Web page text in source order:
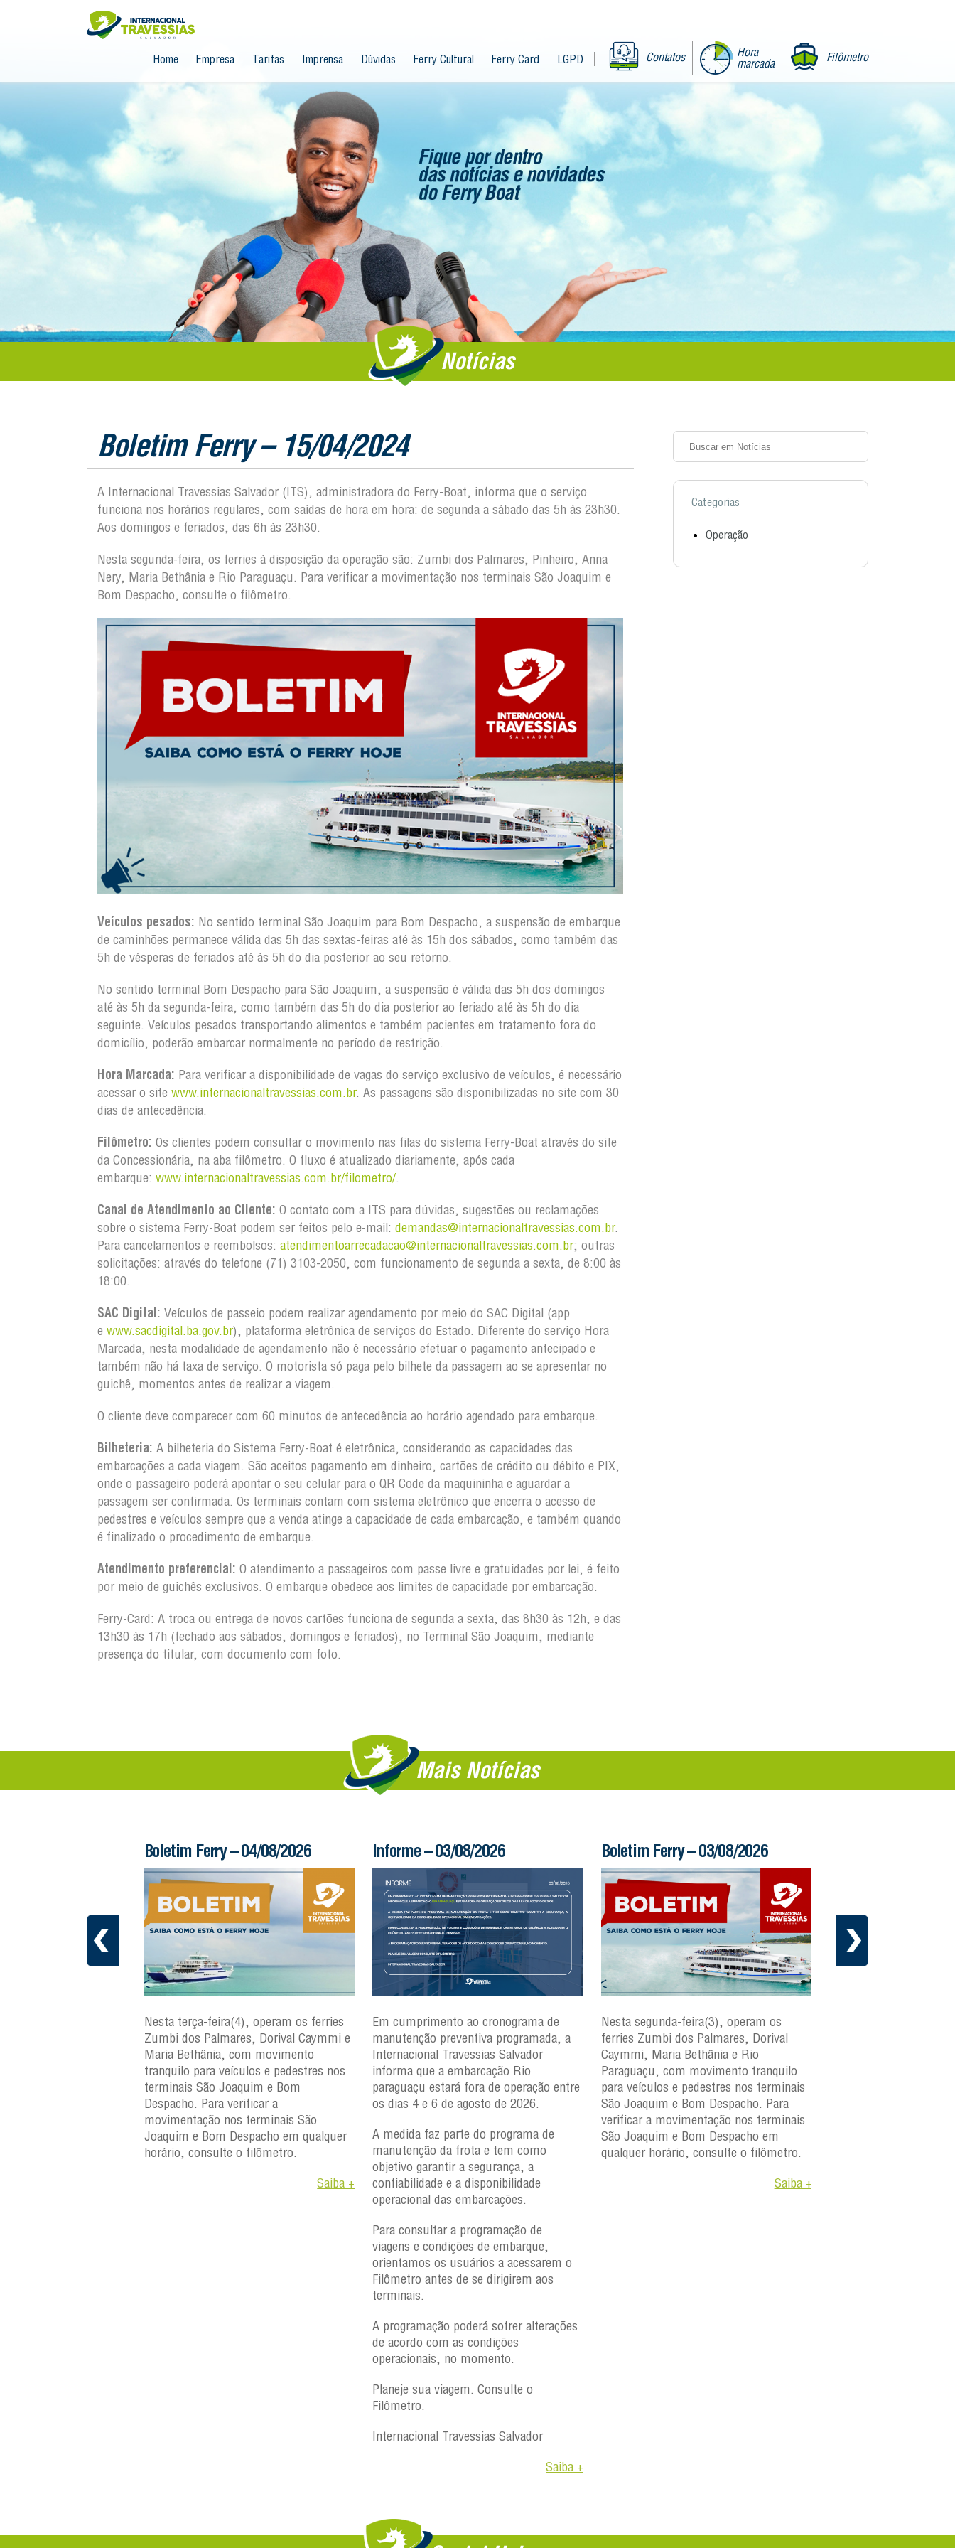
Contatos
Hora
marcada
Filômetro
Home Empresa Tarifas Imprensa Dúvidas Ferry Cultural Ferry Card LGPD
Notícias
Boletim Ferry – 15/04/2024
A Internacional Travessias Salvador (ITS), administradora do Ferry-Boat, informa que o serviço
funciona nos horários regulares, com saídas de hora em hora: de segunda a sábado das 5h às 23h30.
Aos domingos e feriados, das 6h às 23h30.
Nesta segunda-feira, os ferries à disposição da operação são: Zumbi dos Palmares, Pinheiro, Anna
Nery, Maria Bethânia e Rio Paraguaçu. Para verificar a movimentação nos terminais São Joaquim e
Bom Despacho, consulte o filômetro.
Veículos pesados: No sentido terminal São Joaquim para Bom Despacho, a suspensão de embarque
de caminhões permanece válida das 5h das sextas-feiras até às 15h dos sábados, como também das
5h de vésperas de feriados até às 5h do dia posterior ao seu retorno.
No sentido terminal Bom Despacho para São Joaquim, a suspensão é válida das 5h dos domingos
até às 5h da segunda-feira, como também das 5h do dia posterior ao feriado até às 5h do dia
seguinte. Veículos pesados transportando alimentos e também pacientes em tratamento fora do
domicílio, poderão embarcar normalmente no período de restrição.
Hora Marcada: Para verificar a disponibilidade de vagas do serviço exclusivo de veículos, é necessário
acessar o site www.internacionaltravessias.com.br. As passagens são disponibilizadas no site com 30
dias de antecedência.
Filômetro: Os clientes podem consultar o movimento nas filas do sistema Ferry-Boat através do site
da Concessionária, na aba filômetro. O fluxo é atualizado diariamente, após cada
embarque: www.internacionaltravessias.com.br/filometro/.
Canal de Atendimento ao Cliente: O contato com a ITS para dúvidas, sugestões ou reclamações
sobre o sistema Ferry-Boat podem ser feitos pelo e-mail: demandas@internacionaltravessias.com.br.
Para cancelamentos e reembolsos: atendimentoarrecadacao@internacionaltravessias.com.br; outras
solicitações: através do telefone (71) 3103-2050, com funcionamento de segunda a sexta, de 8:00 às
18:00.
SAC Digital: Veículos de passeio podem realizar agendamento por meio do SAC Digital (app
e www.sacdigital.ba.gov.br), plataforma eletrônica de serviços do Estado. Diferente do serviço Hora
Marcada, nesta modalidade de agendamento não é necessário efetuar o pagamento antecipado e
também não há taxa de serviço. O motorista só paga pelo bilhete da passagem ao se apresentar no
guichê, momentos antes de realizar a viagem.
O cliente deve comparecer com 60 minutos de antecedência ao horário agendado para embarque.
Bilheteria: A bilheteria do Sistema Ferry-Boat é eletrônica, considerando as capacidades das
embarcações a cada viagem. São aceitos pagamento em dinheiro, cartões de crédito ou débito e PIX,
onde o passageiro poderá apontar o seu celular para o QR Code da maquininha e aguardar a
passagem ser confirmada. Os terminais contam com sistema eletrônico que encerra o acesso de
pedestres e veículos sempre que a venda atinge a capacidade de cada embarcação, e também quando
é finalizado o procedimento de embarque.
Atendimento preferencial: O atendimento a passageiros com passe livre e gratuidades por lei, é feito
por meio de guichês exclusivos. O embarque obedece aos limites de capacidade por embarcação.
Ferry-Card: A troca ou entrega de novos cartões funciona de segunda a sexta, das 8h30 às 12h, e das
13h30 às 17h (fechado aos sábados, domingos e feriados), no Terminal São Joaquim, mediante
presença do titular, com documento com foto.
Categorias
Operação
Mais Notícias
Boletim Ferry – 04/08/2026
Nesta terça-feira(4), operam os ferries
Zumbi dos Palmares, Dorival Caymmi e
Maria Bethânia, com movimento
tranquilo para veículos e pedestres nos
terminais São Joaquim e Bom
Despacho. Para verificar a
movimentação nos terminais São
Joaquim e Bom Despacho em qualquer
horário, consulte o filômetro.
Saiba +
Informe – 03/08/2026
Em cumprimento ao cronograma de
manutenção preventiva programada, a
Internacional Travessias Salvador
informa que a embarcação Rio
paraguaçu estará fora de operação entre
os dias 4 e 6 de agosto de 2026.
A medida faz parte do programa de
manutenção da frota e tem como
objetivo garantir a segurança, a
confiabilidade e a disponibilidade
operacional das embarcações.
Para consultar a programação de
viagens e condições de embarque,
orientamos os usuários a acessarem o
Filômetro antes de se dirigirem aos
terminais.
A programação poderá sofrer alterações
de acordo com as condições
operacionais, no momento.
Planeje sua viagem. Consulte o
Filômetro.
Internacional Travessias Salvador
Saiba +
Boletim Ferry – 03/08/2026
Nesta segunda-feira(3), operam os
ferries Zumbi dos Palmares, Dorival
Caymmi, Maria Bethânia e Rio
Paraguaçu, com movimento tranquilo
para veículos e pedestres nos terminais
São Joaquim e Bom Despacho. Para
verificar a movimentação nos terminais
São Joaquim e Bom Despacho em
qualquer horário, consulte o filômetro.
Saiba +